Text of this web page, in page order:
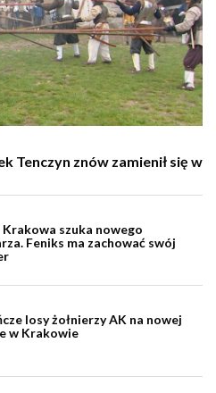
Tenczyn znów zamienił się w
Krakowa szuka nowego
Feniks ma zachować swój
losy żołnierzy AK na nowej
w Krakowie